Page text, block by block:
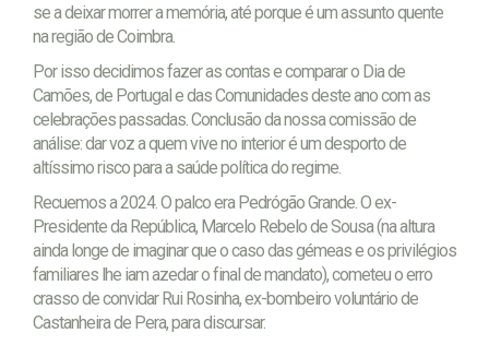
se a deixar morrer a memória, até porque é um assunto quente
na região de Coimbra.
Por isso decidimos fazer as contas e comparar o Dia de
Camões, de Portugal e das Comunidades deste ano com as
celebrações passadas. Conclusão da nossa comissão de
análise: dar voz a quem vive no interior é um desporto de
altíssimo risco para a saúde política do regime.
Recuemos a 2024. O palco era Pedrógão Grande. O ex-
Presidente da República, Marcelo Rebelo de Sousa (na altura
ainda longe de imaginar que o caso das gémeas e os privilégios
familiares lhe iam azedar o final de mandato), cometeu o erro
crasso de convidar Rui Rosinha, ex-bombeiro voluntário de
Castanheira de Pera, para discursar.